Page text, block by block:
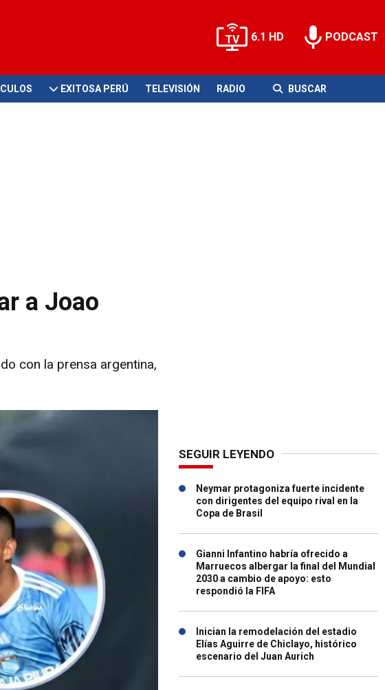
6.1 HD PODCAST
EXITOSA PERÚ TELEVISIÓN RADIO BUSCAR
a Joao
con la prensa argentina,
SEGUIR LEYENDO
Neymar protagoniza fuerte incidente
con dirigentes del equipo rival en la
Copa de Brasil
Gianni Infantino habría ofrecido a
Marruecos albergar la final del Mundial
2030 a cambio de apoyo: esto
respondió la FIFA
Inician la remodelación del estadio
Elías Aguirre de Chiclayo, histórico
escenario del Juan Aurich